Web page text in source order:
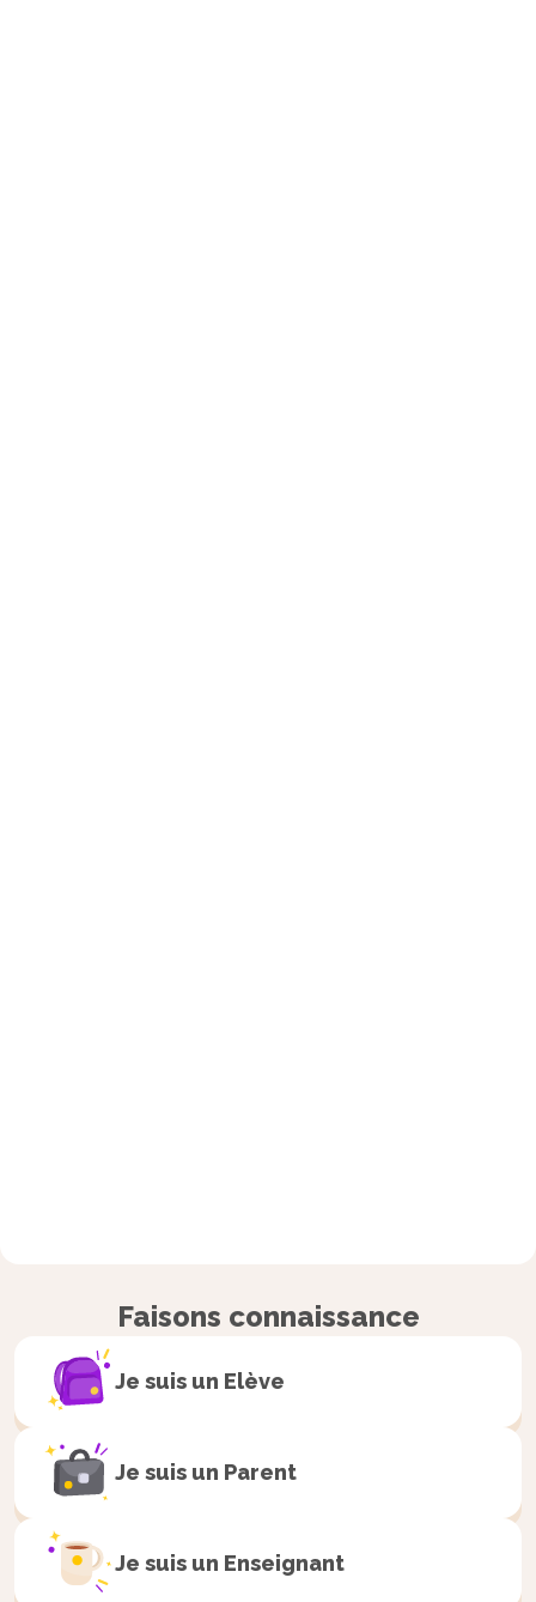
Faisons connaissance
Je suis un Elève
Je suis un Parent
Je suis un Enseignant